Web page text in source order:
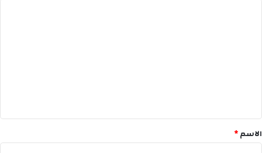
*
الاسم*